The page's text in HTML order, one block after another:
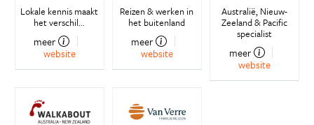
Lokale kennis maakt
het verschil...
meer
website
Reizen & werken in
het buitenland
meer
website
Australië, Nieuw-
Zeeland & Pacific
specialist
meer
website